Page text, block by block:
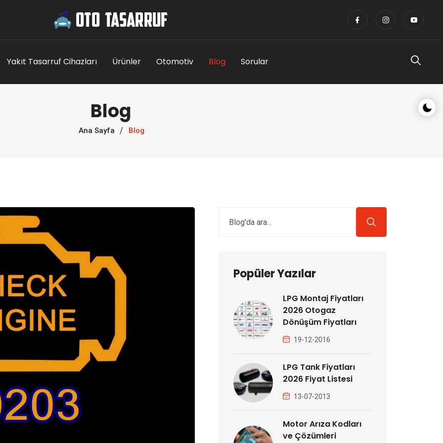
Gece/
Yakıt Tasarruf Cihazları Ürünler Otomotiv Blog Sorular
Blog
Ana Sayfa Blog
Popüler Yazılar
LPG Montaj Fiyatları
2026 Otogaz
Dönüşüm Fiyatları
19-12-2016
LPG Tank Fiyatları
2026 Fiyat Listesi
13-07-2013
Motor Arıza Kodları
ve Çözümleri